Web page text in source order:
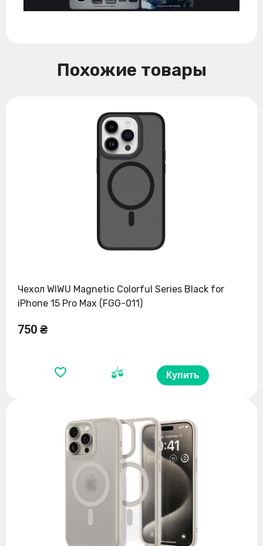
Похожие товары
Чехол WIWU Magnetic Colorful Series Black for
iPhone 15 Pro Max (FGG-011)
750 ₴
Купить